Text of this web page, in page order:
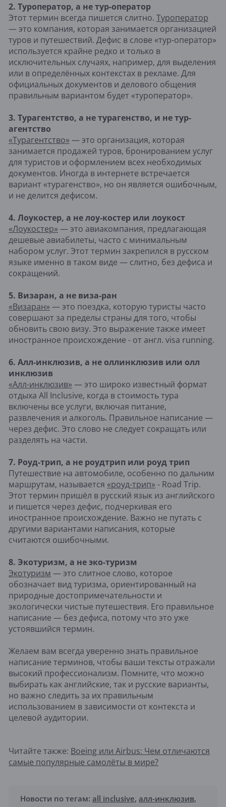
2. Туроператор, а не тур-оператор
Этот термин всегда пишется слитно. Туроператор
— это компания, которая занимается организацией
туров и путешествий. Дефис в слове «тур-оператор»
используется крайне редко и только в
исключительных случаях, например, для выделения
или в определённых контекстах в рекламе. Для
официальных документов и делового общения
правильным вариантом будет «туроператор».
3. Турагентство, а не турагенство, и не тур-
агентство
«Турагентство» — это организация, которая
занимается продажей туров, бронированием услуг
для туристов и оформлением всех необходимых
документов. Иногда в интернете встречается
вариант «турагенство», но он является ошибочным,
и не делится дефисом.
4. Лоукостер, а не лоу-костер или лоукост
«Лоукостер» — это авиакомпания, предлагающая
дешевые авиабилеты, часто с минимальным
набором услуг. Этот термин закрепился в русском
языке именно в таком виде — слитно, без дефиса и
сокращений.
5. Визаран, а не виза-ран
«Визаран» — это поездка, которую туристы часто
совершают за пределы страны для того, чтобы
обновить свою визу. Это выражение также имеет
иностранное происхождение - от англ. visa running.
6. Алл-инклюзив, а не оллинклюзив или олл
инклюзив
«Алл-инклюзив» — это широко известный формат
отдыха All Inclusive, когда в стоимость тура
включены все услуги, включая питание,
развлечения и алкоголь. Правильное написание —
через дефис. Это слово не следует сокращать или
разделять на части.
7. Роуд-трип, а не роудтрип или роуд трип
Путешествие на автомобиле, особенно по дальним
маршрутам, называется «роуд-трип» - Road Trip.
Этот термин пришёл в русский язык из английского
и пишется через дефис, подчеркивая его
иностранное происхождение. Важно не путать с
другими вариантами написания, которые
считаются ошибочными.
8. Экотуризм, а не эко-туризм
Экотуризм — это слитное слово, которое
обозначает вид туризма, ориентированный на
природные достопримечательности и
экологически чистые путешествия. Его правильное
написание — без дефиса, потому что это уже
устоявшийся термин.
Желаем вам всегда уверенно знать правильное
написание терминов, чтобы ваши тексты отражали
высокий профессионализм. Помните, что можно
выбирать как английские, так и русские варианты,
но важно следить за их правильным
использованием в зависимости от контекста и
целевой аудитории.
Читайте также: Boeing или Airbus: Чем отличаются
самые популярные самолёты в мире?
Новости по тегам: all inclusive, алл-инклюзив,